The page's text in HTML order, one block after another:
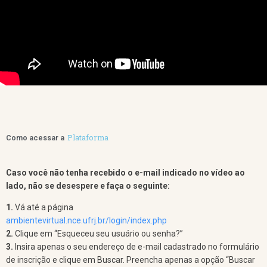
Como acessar a Plataforma
Caso você não tenha recebido o e-mail indicado no vídeo ao
lado, não se desespere e faça o seguinte:
1. Vá até a página
ambientevirtual.nce.ufrj.br/login/index.php
2. Clique em “Esqueceu seu usuário ou senha?”
3. Insira apenas o seu endereço de e-mail cadastrado no formulário
de inscrição e clique em Buscar. Preencha apenas a opção “Buscar